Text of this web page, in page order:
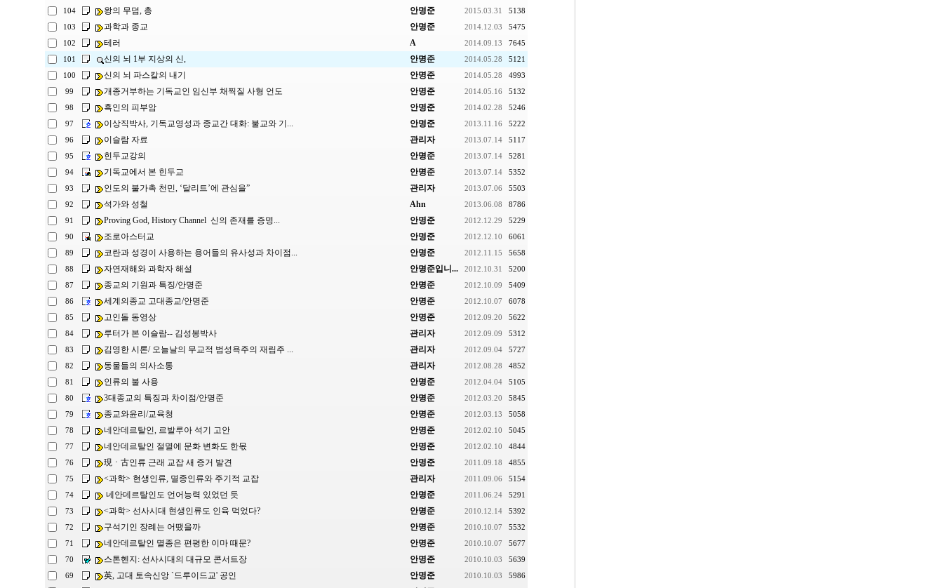
104 왕의 무덤, 총 안명준 2015.03.31 5138
103 과학과 종교 안명준 2014.12.03 5475
102 테러 A 2014.09.13 7645
101 신의 뇌 1부 지상의 신, 안명준 2014.05.28 5121
100 신의 뇌 파스칼의 내기 안명준 2014.05.28 4993
99 개종거부하는 기독교인 임신부 채찍질 사형 언도 안명준 2014.05.16 5132
98 흑인의 피부암 안명준 2014.02.28 5246
97 이상직박사, 기독교영성과 종교간 대화: 불교와 기... 안명준 2013.11.16 5222
96 이슬람 자료 관리자 2013.07.14 5117
95 힌두교강의 안명준 2013.07.14 5281
94 기독교에서 본 힌두교 안명준 2013.07.14 5352
93 인도의 불가촉 천민, ‘달리트’에 관심을” 관리자 2013.07.06 5503
92 석가와 성철 Ahn 2013.06.08 8786
91 Proving God, History Channel 신의 존재를 증명... 안명준 2012.12.29 5229
90 조로아스터교 안명준 2012.12.10 6061
89 코란과 성경이 사용하는 용어들의 유사성과 차이점... 안명준 2012.11.15 5658
88 자연재해와 과학자 해설 안명준입니... 2012.10.31 5200
87 종교의 기원과 특징/안명준 안명준 2012.10.09 5409
86 세계의종교 고대종교/안명준 안명준 2012.10.07 6078
85 고인돌 동영상 안명준 2012.09.20 5622
84 루터가 본 이슬람-- 김성봉박사 관리자 2012.09.09 5312
83 김영한 시론/ 오늘날의 무교적 범성욕주의 재림주 ... 관리자 2012.09.04 5727
82 동물들의 의사소통 관리자 2012.08.28 4852
81 인류의 불 사용 안명준 2012.04.04 5105
80 3대종교의 특징과 차이점/안명준 안명준 2012.03.20 5845
79 종교와윤리/교육청 안명준 2012.03.13 5058
78 네안데르탈인, 르발루아 석기 고안 안명준 2012.02.10 5045
77 네안데르탈인 절멸에 문화 변화도 한몫 안명준 2012.02.10 4844
76 現ㆍ古인류 근래 교잡 새 증거 발견 안명준 2011.09.18 4855
75 <과학> 현생인류, 멸종인류와 주기적 교잡 관리자 2011.09.06 5154
74 네안데르탈인도 언어능력 있었던 듯 안명준 2011.06.24 5291
73 <과학> 선사시대 현생인류도 인육 먹었다? 안명준 2010.12.14 5392
72 구석기인 장례는 어땠을까 안명준 2010.10.07 5532
71 네안데르탈인 멸종은 편평한 이마 때문? 안명준 2010.10.07 5677
70 스톤헨지: 선사시대의 대규모 콘서트장 안명준 2010.10.03 5639
69 英, 고대 토속신앙 `드루이드교' 공인 안명준 2010.10.03 5986